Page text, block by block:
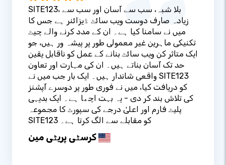
SITE123، بلا شبہ، سب سے آسان اور سب سے
زیادہ صارف دوست ویب سائٹ ڈیزائنر ہے جس کا
میں نے سامنا کیا ہے۔ ان کے مدد کرنے والے چیٹ
تکنیکی ماہرین غیر معمولی طور پر پیشہ ور ہیں، جو
ایک متاثر کن ویب سائٹ بنانے کے عمل کو ناقابل یقین
حد تک آسان بناتے ہیں۔ ان کی مہارت اور تعاون
واقعی شاندار ہیں۔ ایک بار جب میں نے SITE123
کو دریافت کیا، میں نے فوری طور پر دوسرے آپشنز
کی تلاش بند کر دی - یہ بہت اچھا ہے۔ ایک بدیہی
پلیٹ فارم اور اعلیٰ درجے کی سپورٹ کا مجموعہ
SITE123 کو مقابلے سے الگ کرتا ہے۔
کرسٹی پریٹی مین